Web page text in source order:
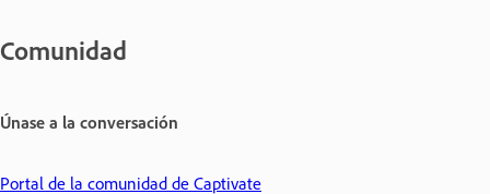
Comunidad
Únase a la conversación
Portal de la comunidad de Captivate